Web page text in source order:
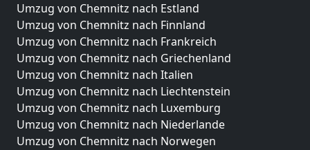
Umzug von Chemnitz nach Estland
Umzug von Chemnitz nach Finnland
Umzug von Chemnitz nach Frankreich
Umzug von Chemnitz nach Griechenland
Umzug von Chemnitz nach Italien
Umzug von Chemnitz nach Liechtenstein
Umzug von Chemnitz nach Luxemburg
Umzug von Chemnitz nach Niederlande
Umzug von Chemnitz nach Norwegen